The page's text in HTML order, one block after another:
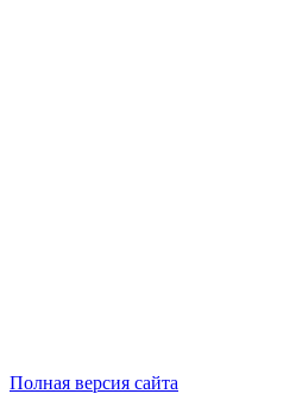
Полная версия сайта